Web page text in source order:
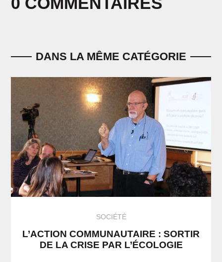
DANS LA MÊME CATÉGORIE
SOCIÉTÉ
L’ACTION COMMUNAUTAIRE : SORTIR
DE LA CRISE PAR L’ÉCOLOGIE